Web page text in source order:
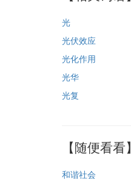
光
光伏效应
光化作用
光华
光复
【随便看看】
和谐社会